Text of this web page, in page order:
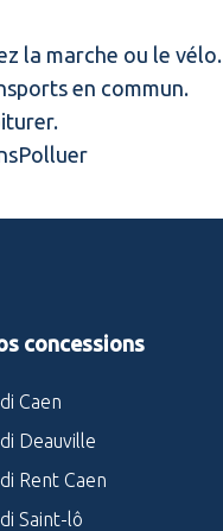
la marche ou le vélo.
en commun.
concessions
Caen
Deauville
Rent Caen
Saint-lô